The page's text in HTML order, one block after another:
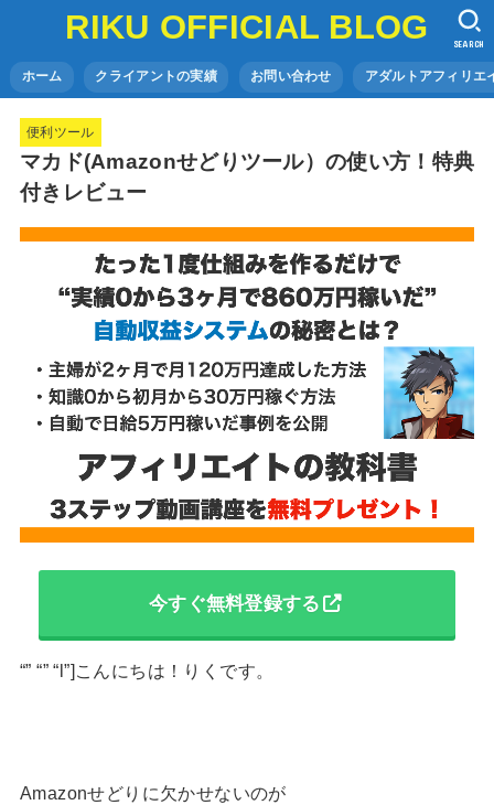
RIKU OFFICIAL BLOG
ホーム クライアントの実績 お問い合わせ アダルトアフィリエ
SEARCH
便利ツール
マカド(Amazonせどりツール）の使い方！特典
付きレビュー
今すぐ無料登録する
“” “” “l”]こんにちは！りくです。
Amazonせどりに欠かせないのが